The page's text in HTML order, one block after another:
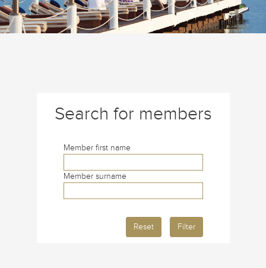
Search for members
Member first name
Member surname
Reset Filter